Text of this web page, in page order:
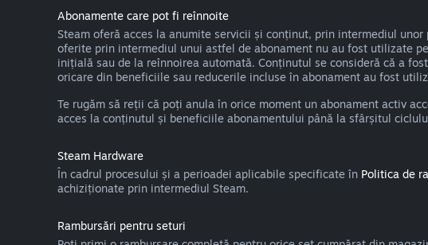
Abonamente care pot fi reînnoite
Steam oferă acces la anumite servicii și conținut, prin intermediul
oferite prin intermediul unui astfel de abonament nu au fost utilizate
inițială sau de la reînnoirea automată. Conținutul se consideră că a
oricare din beneficiile sau reducerile incluse în abonament au fost
Te rugăm să reții că poți anula în orice moment un abonament activ
acces la conținutul și beneficiile abonamentului până la sfârșitul
Steam Hardware
În cadrul procesului și a perioadei aplicabile specificate în Politica de
achiziționate prin intermediul Steam.
Rambursări pentru seturi